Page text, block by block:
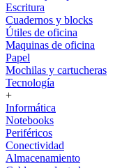
Escritura
Cuadernos y blocks
Útiles de oficina
Maquinas de oficina
Papel
Mochilas y cartucheras
Tecnología
+
Informática
Notebooks
Periféricos
Conectividad
Almacenamiento